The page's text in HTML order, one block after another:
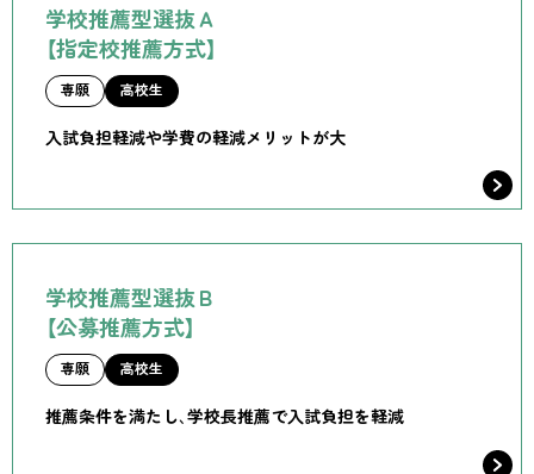
学校推薦型選抜Ａ
【指定校推薦方式】
専願 高校生
入試負担軽減や学費の軽減メリットが大
学校推薦型選抜Ｂ
【公募推薦方式】
専願 高校生
推薦条件を満たし、学校長推薦で入試負担を軽減